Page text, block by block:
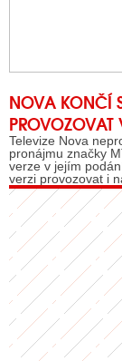
NOVA KONČÍ
Televize Nova
pronájmu značky
verze v jejím
verzi provozovat i